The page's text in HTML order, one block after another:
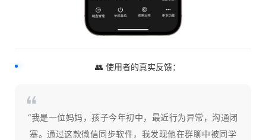
👥 使用者的真实反馈：
“我是一位妈妈，孩子今年初中，最近行为异常，沟通闭
塞。通过这款微信同步软件，我发现他在群聊中被同学